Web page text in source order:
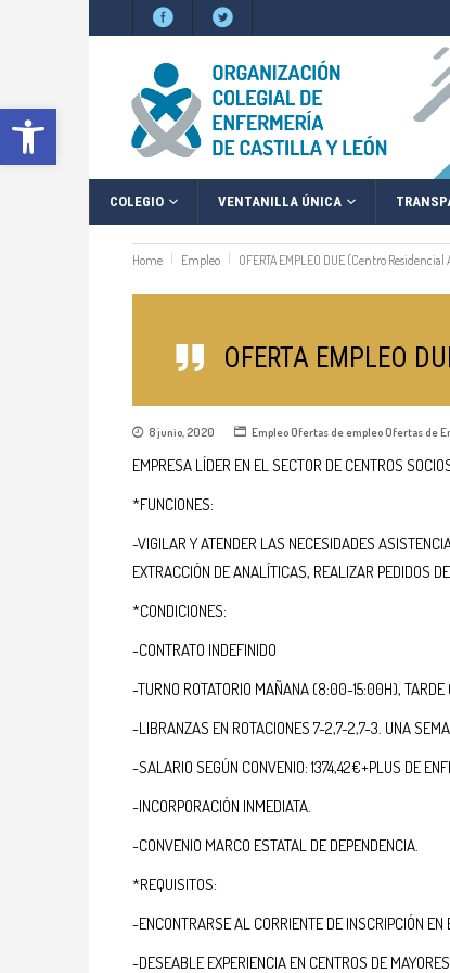
Abrir barra de herramientas
COLEGIO VENTANILLA ÚNICA
Home Empleo OFERTA EMPLEO DUE (Centro
OFERTA EMPLEO
8 junio, 2020 EmpleoOfertas de empleoOfertas de
EMPRESA LÍDER EN EL SECTOR DE CENTROS
*FUNCIONES:
-VIGILAR Y ATENDER LAS NECESIDADES
EXTRACCIÓN DE ANALÍTICAS, REALIZAR PEDIDOS
*CONDICIONES:
-CONTRATO INDEFINIDO
-TURNO ROTATORIO MAÑANA (8:00-15:00H),
-LIBRANZAS EN ROTACIONES 7-2,7-2,7-3. UNA
-SALARIO SEGÚN CONVENIO: 1374,42€+PLUS DE
-INCORPORACIÓN INMEDIATA.
-CONVENIO MARCO ESTATAL DE DEPENDENCIA.
*REQUISITOS:
-ENCONTRARSE AL CORRIENTE DE INSCRIPCIÓN EN
-DESEABLE EXPERIENCIA EN CENTROS DE